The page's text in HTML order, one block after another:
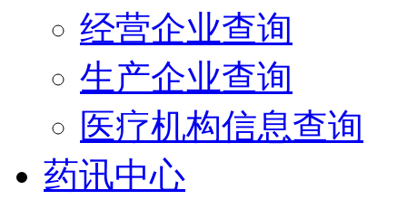
经营企业查询
生产企业查询
医疗机构信息查询
药讯中心